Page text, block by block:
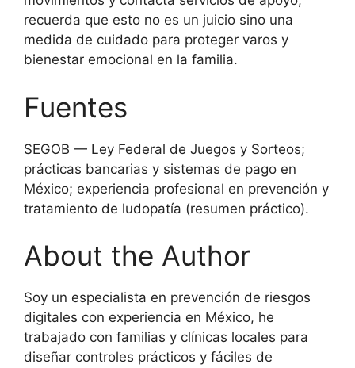
recuerda que esto no es un juicio sino una
medida de cuidado para proteger varos y
bienestar emocional en la familia.
Fuentes
SEGOB — Ley Federal de Juegos y Sorteos;
prácticas bancarias y sistemas de pago en
México; experiencia profesional en prevención y
tratamiento de ludopatía (resumen práctico).
About the Author
Soy un especialista en prevención de riesgos
digitales con experiencia en México, he
trabajado con familias y clínicas locales para
diseñar controles prácticos y fáciles de